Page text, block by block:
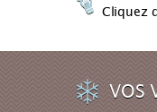
Cliquez
VOS